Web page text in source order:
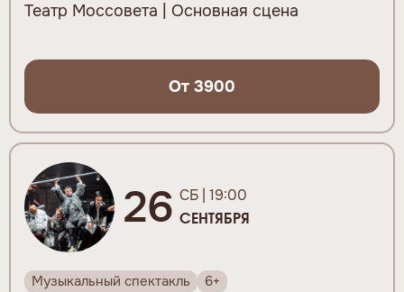
Театр Моссовета | Основная сцена
От 3900
26 СБ | 19:00
СЕНТЯБРЯ
Музыкальный спектакль 6+